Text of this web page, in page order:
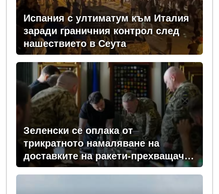
Испания с ултиматум към Италия
заради граничния контрол след
нашествието в Сеута
Зеленски се оплака от
трикратното намаляване на
доставките на ракети-прехващачи
от Запада за Киев